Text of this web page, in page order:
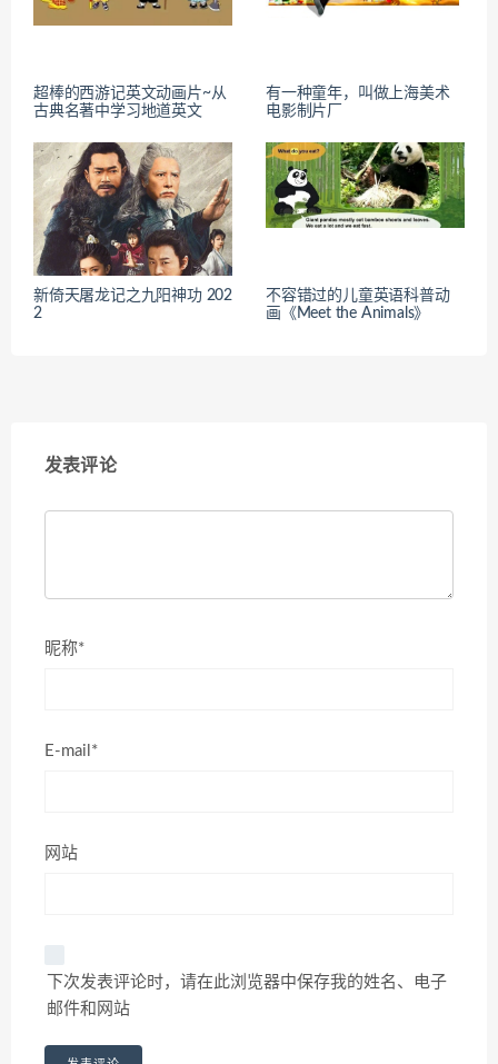
超棒的西游记英文动画片~从
古典名著中学习地道英文
有一种童年，叫做上海美术
电影制片厂
新倚天屠龙记之九阳神功 202
2
不容错过的儿童英语科普动
画《Meet the Animals》
发表评论
昵称*
E-mail*
网站
下次发表评论时，请在此浏览器中保存我的姓名、电子
邮件和网站